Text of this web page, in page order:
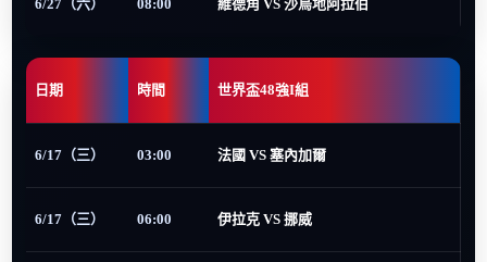
6/27（六） 08:00 維德角 VS 沙烏地阿拉伯
日期 時間 世界盃48強I組
6/17（三） 03:00 法國 VS 塞內加爾
6/17（三） 06:00 伊拉克 VS 挪威